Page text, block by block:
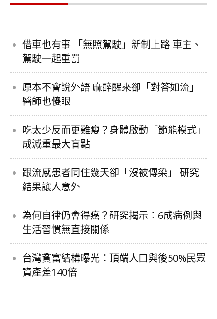
借車也有事 「無照駕駛」新制上路 車主、
駕駛一起重罰
原本不會說外語 麻醉醒來卻「對答如流」
醫師也傻眼
吃太少反而更難瘦？身體啟動「節能模式」
成減重最大盲點
跟流感患者同住幾天卻「沒被傳染」 研究
結果讓人意外
為何自律仍會得癌？研究揭示：6成病例與
生活習慣無直接關係
台灣貧富結構曝光：頂端人口與後50%民眾
資產差140倍